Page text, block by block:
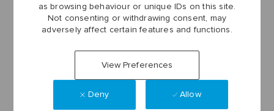
as browsing behaviour or unique IDs on this site.
Not consenting or withdrawing consent, may
adversely affect certain features and functions.
View Preferences
Deny Allow
Der Benutzername und das eigene Passwort
ermöglichen es, jederzeit den aktuellen Status der
Bewerbung zu verfolgen.
Das Kandidatenprofil: hier bitte die persönlichen